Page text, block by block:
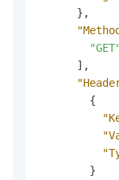
} ,
"GET"
] ,
{
}